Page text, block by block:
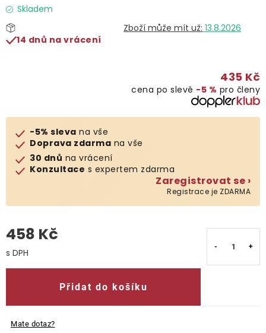
Deštníky
Gastro produkty
Klub výhod
Skladem
13.8.2026
14 dnů na vrácení
435 Kč
cena po slevě −5 % pro členy
-5% sleva na vše
Doprava zdarma na vše
30 dnů na vrácení
Konzultace s expertem zdarma
Zaregistrovat se ›
Registrace je ZDARMA
458 Kč
Přidat do košíku
Mate dotaz?